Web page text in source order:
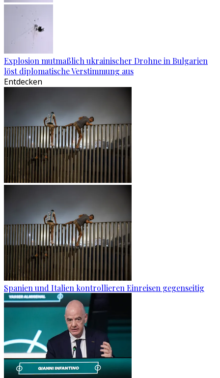
Explosion mutmaßlich ukrainischer Drohne in Bulgarien
löst diplomatische Verstimmung aus
Entdecken
Spanien und Italien kontrollieren Einreisen gegenseitig